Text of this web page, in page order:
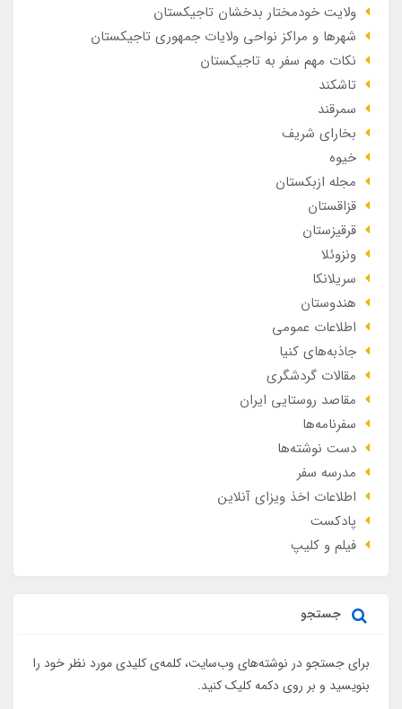
ولایت خودمختار بدخشان تاجیکستان
شهرها و مراکز نواحی ولایات جمهوری تاجیکستان
نکات مهم سفر به تاجیکستان
تاشکند
سمرقند
بخارای شریف
خیوه
مجله ازبکستان
قزاقستان
قرقیزستان
ونزوئلا
سریلانکا
هندوستان
اطلاعات عمومی
جاذبه‌های کنیا
مقالات گردشگری
مقاصد روستایی ایران
سفرنامه‌ها
دست نوشته‌ها
مدرسه سفر
اطلاعات اخذ ویزای آنلاین
پادکست
فیلم و کلیپ
جستجو
برای جستجو در نوشته‌های وب‌سایت، کلمه‌ی کلیدی مورد نظر خود را
بنویسید و بر روی دکمه کلیک کنید.